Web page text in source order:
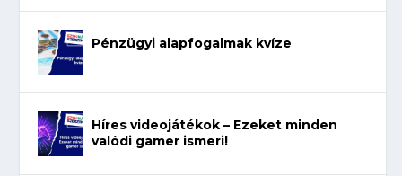
Pénzügyi alapfogalmak kvíze
Híres videojátékok – Ezeket minden
valódi gamer ismeri!